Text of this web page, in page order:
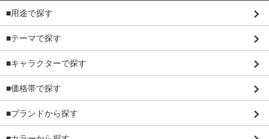
■用途で探す
■テーマで探す
■キャラクターで探す
■価格帯で探す
■ブランドから探す